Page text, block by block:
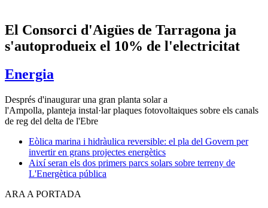
El Consorci d'Aigües de Tarragona ja
s'autoprodueix el 10% de l'electricitat
Energia
Després d'inaugurar una gran planta solar a
l'Ampolla, planteja instal·lar plaques fotovoltaiques sobre els canals
de reg del delta de l'Ebre
Eòlica marina i hidràulica reversible: el pla del Govern per
invertir en grans projectes energètics
Així seran els dos primers parcs solars sobre terreny de
L'Energètica pública
ARA A PORTADA